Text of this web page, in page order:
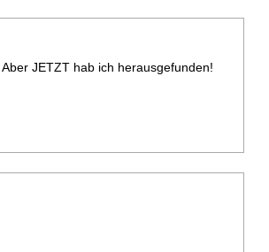
JETZT hab ich herausgefunden!